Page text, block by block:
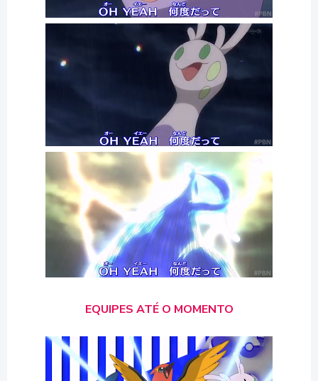
EQUIPES ATÉ O MOMENTO